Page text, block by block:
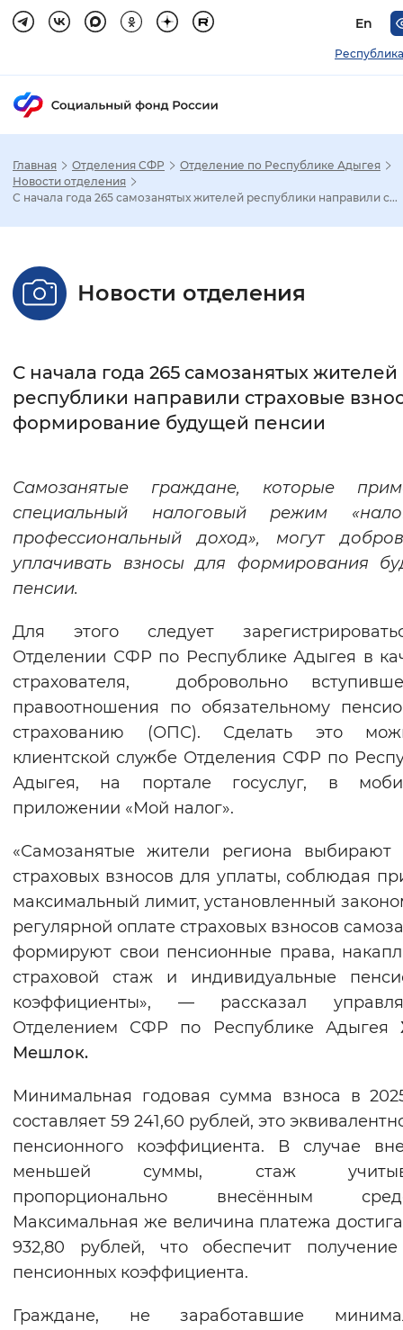
En
Настройка режима отображения
Стандартный Увеличенный
Интервал между буквами
Цвет сайта
Инверсивный
Изображения
Включены Выключены
Звуковой ассистент
Воспроизвести Остановить
Главная Отделения СФР
Отделение по Республике Адыгея
Новости отделения
С начала года 265 самозанятых жителей республики направили с...
Новости отделения
С начала года 265 самозанятых жителей
республики направили страховые
формирование будущей пенсии
Самозанятые граждане, которые
специальный налоговый режим
профессиональный доход», могут
уплачивать взносы для формирования
пенсии.
Для этого следует
Отделении СФР по Республике Адыгея в
страхователя, добровольно
правоотношения по обязательному
страхованию (ОПС). Сделать это
клиентской службе Отделения СФР по
Адыгея, на портале госуслуг, в
приложении «Мой налог».
«Самозанятые жители региона выбирают
страховых взносов для уплаты, соблюдая
максимальный лимит, установленный
регулярной оплате страховых взносов
формируют свои пенсионные права,
страховой стаж и индивидуальные
коэффициенты», — рассказал
Отделением СФР по Республике Адыгея
Мешлок.
Минимальная годовая сумма взноса в
составляет 59 241,60 рублей, это
пенсионного коэффициента. В случае
меньшей суммы, стаж
пропорционально внесённым
Максимальная же величина платежа
932,80 рублей, что обеспечит
пенсионных коэффициента.
Граждане, не заработавшие